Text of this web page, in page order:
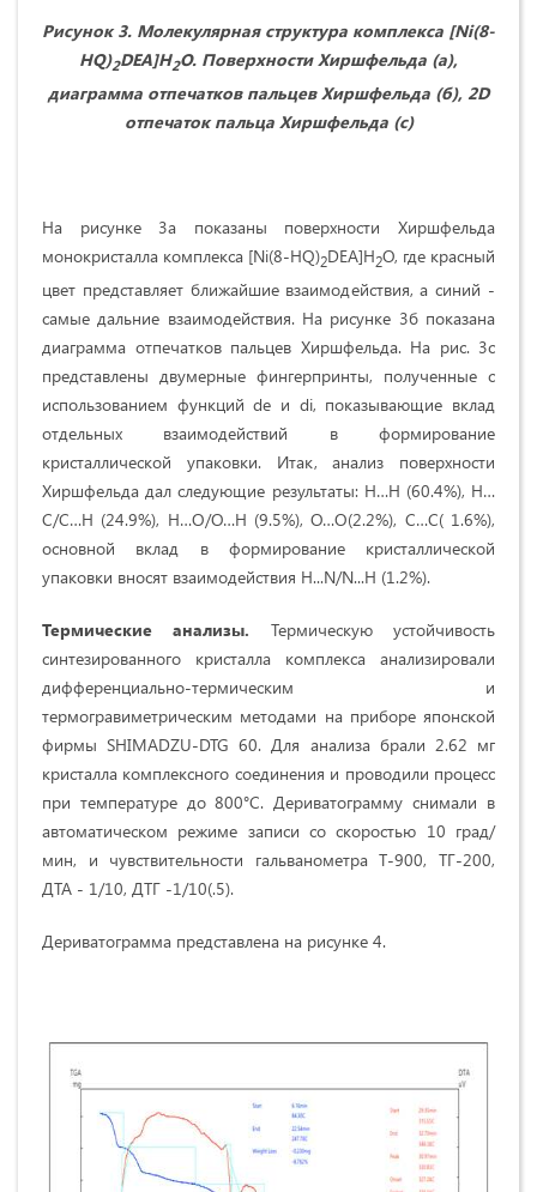
Рисунок3. Молекулярная структура комплекса [Ni(8-
HQ)2DEA]H2O. Поверхности Хиршфельда (а),
диаграмма отпечатков пальцев Хиршфельда (б), 2D
отпечаток пальца Хиршфельда (c)
На рисунке 3a показаны поверхности Хиршфельда
монокристалла комплекса [Ni(8-HQ)2DEA]H2O, где красный
цвет представляет ближайшие взаимодействия, а синий -
самые дальние взаимодействия. На рисунке 3б показана
диаграмма отпечатков пальцев Хиршфельда. На рис. 3c
представлены двумерные фингерпринты, полученные с
использованием функций de и di, показывающие вклад
отдельных взаимодействий в формирование
кристаллической упаковки. Итак, анализ поверхности
Хиршфельда дал следующие результаты: H…H (60.4%), H…
C/C…H (24.9%), H…O/O…H (9.5%), O…O(2.2%), C…C( 1.6%),
основной вклад в формирование кристаллической
упаковки вносят взаимодействия H...N/N...H (1.2%).
Термические анализы. Термическую устойчивость
синтезированного кристалла комплекса анализировали
дифференциально-термическим и
термогравиметрическим методами на приборе японской
фирмы SHIMADZU-DTG 60. Для анализа брали 2.62 мг
кристалла комплексного соединения и проводили процесс
при температуре до 800°С. Дериватограмму снимали в
автоматическом режиме записи со скоростью 10 град/
мин, и чувствительности гальванометра Т-900, ТГ-200,
ДТА - 1/10, ДТГ -1/10(.5).
Дериватограмма представлена на рисунке 4.